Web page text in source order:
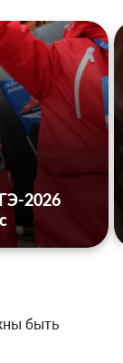
2026
быть